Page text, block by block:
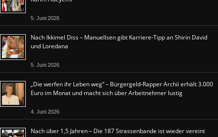
5. Juni 2026
Nach Ikkimel Diss – Manuellsen gibt Karriere-Tipp an Shirin David
und Loredana
5. Juni 2026
„Die werfen ihr Leben weg“ – Bürgergeld-Rapper Archii erhält 3.000
Euro im Monat und macht sich über Arbeitnehmer lustig
4. Juni 2026
Nach über 1,5 Jahren – Die 187 Strassenbande ist wieder vereint